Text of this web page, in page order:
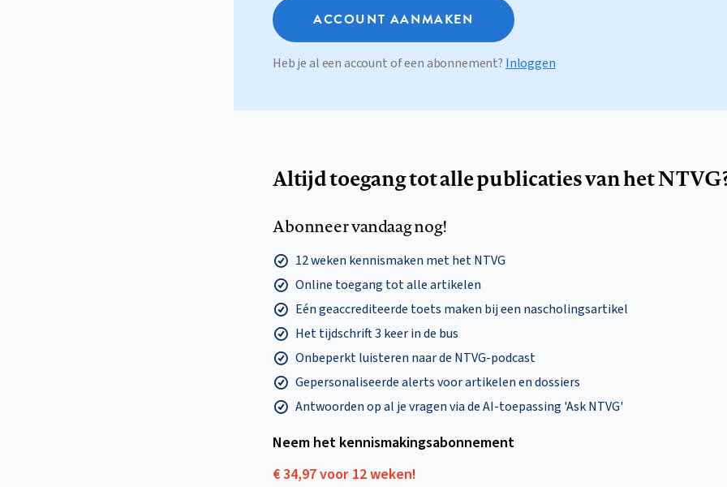
ACCOUNT AANMAKEN
Heb je al een account of een abonnement? Inloggen
Altijd toegang tot alle publicaties van het
Abonneer vandaag nog!
12 weken kennismaken met het NTVG
Online toegang tot alle artikelen
Eén geaccrediteerde toets maken bij een nascholingsartikel
Het tijdschrift 3 keer in de bus
Onbeperkt luisteren naar de NTVG-podcast
Gepersonaliseerde alerts voor artikelen en dossiers
Antwoorden op al je vragen via de AI-toepassing 'Ask NTVG'
Neem het kennismakings­abonnement
€ 34,97 voor 12 weken!